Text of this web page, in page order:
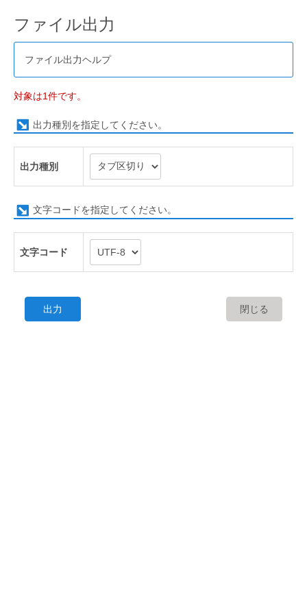
ファイル出力
ファイル出力ヘルプ
対象は1件です。
出力種別を指定してください。
出力種別
文字コードを指定してください。
文字コード